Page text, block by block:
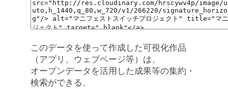
このデータを使って作成した可視化作品
（アプリ、ウェブページ等）は、
オープンデータを活用した成果等の集約・
検索ができる、